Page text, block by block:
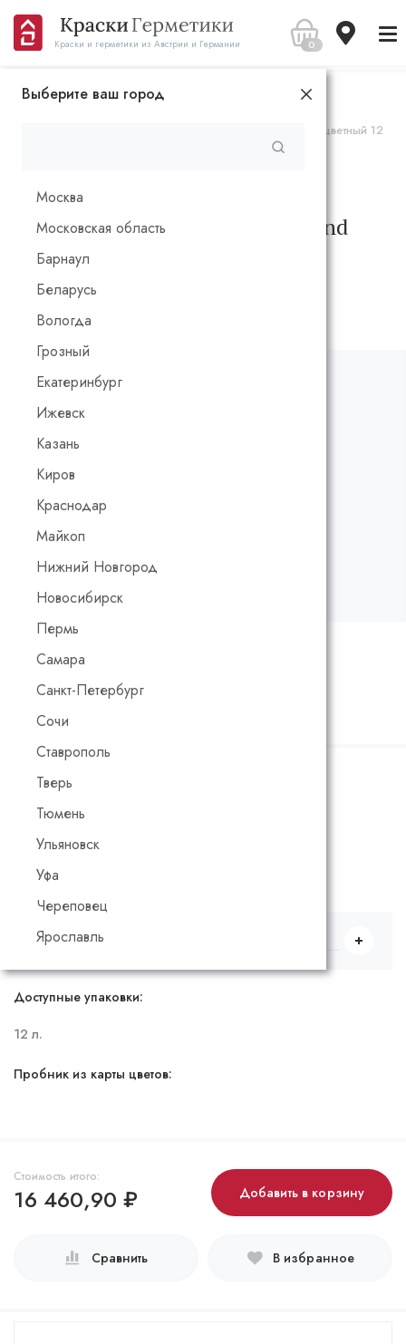
Краски и герметики из Австрии и Германии 0
Выберите ваш город
Москва
Московская область
Барнаул
Беларусь
Вологда
Грозный
Екатеринбург
Ижевск
Казань
Киров
Краснодар
Майкоп
Нижний Новгород
Новосибирск
Пермь
Самара
Санкт-Петербург
Сочи
Ставрополь
Тверь
Тюмень
Ульяновск
Уфа
Череповец
Ярославль
Грунтовка глубокого проникновения Reesa Tiefgrund Бесцветный 12
Грунтовка глубокого
проникновения Reesa Tiefgrund
Бесцветный 12 л
Код товара:
Калькулятор расчета стоимости
Цвет:Бесцветный
Бесцветный
Выбрать количество и объем
12 л.
Доступные упаковки:
12 л.
Пробник из карты цветов:
Стоимость итого:
16 460,90 ₽ Добавить в корзину
Сравнить В избранное